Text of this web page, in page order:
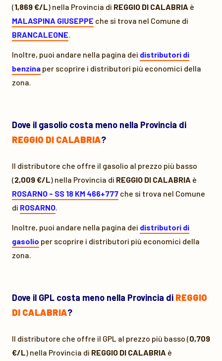
(1,869 €/L) nella Provincia di REGGIO DI CALABRIA è
MALASPINA GIUSEPPE che si trova nel Comune di
BRANCALEONE.
Inoltre, puoi andare nella pagina dei distributori di
benzina per scoprire i distributori più economici della
zona.
Dove il gasolio costa meno nella Provincia di
REGGIO DI CALABRIA?
Il distributore che offre il gasolio al prezzo più basso
(2,009 €/L) nella Provincia di REGGIO DI CALABRIA è
ROSARNO - SS 18 KM 466+777 che si trova nel Comune
di ROSARNO.
Inoltre, puoi andare nella pagina dei distributori di
gasolio per scoprire i distributori più economici della
zona.
Dove il GPL costa meno nella Provincia di REGGIO
DI CALABRIA?
Il distributore che offre il GPL al prezzo più basso (0,709
€/L) nella Provincia di REGGIO DI CALABRIA è